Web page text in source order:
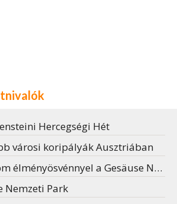
Hercegségi Hét
városi koripályák Ausztriában
a Gesäuse Nemzeti Parkban
Nemzeti Park